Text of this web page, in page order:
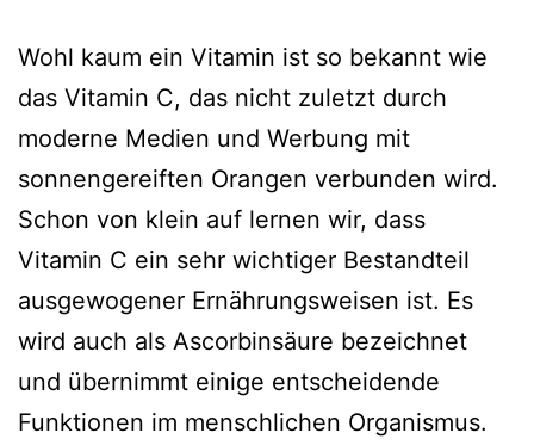
Wohl kaum ein Vitamin ist so bekannt wie
das Vitamin C, das nicht zuletzt durch
moderne Medien und Werbung mit
sonnengereiften Orangen verbunden wird.
Schon von klein auf lernen wir, dass
Vitamin C ein sehr wichtiger Bestandteil
ausgewogener Ernährungsweisen ist. Es
wird auch als Ascorbinsäure bezeichnet
und übernimmt einige entscheidende
Funktionen im menschlichen Organismus.